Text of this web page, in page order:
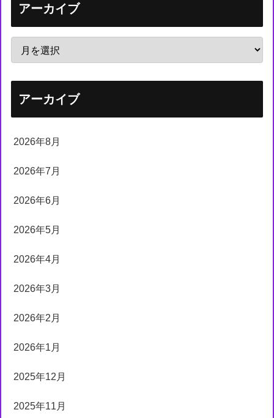
アーカイブ
アーカイブ
2026年8月
2026年7月
2026年6月
2026年5月
2026年4月
2026年3月
2026年2月
2026年1月
2025年12月
2025年11月